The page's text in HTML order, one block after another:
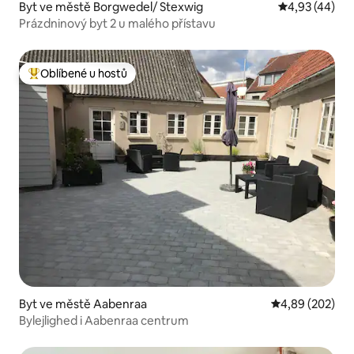
Byt ve městě Borgwedel/ Stexwig Průměrné
4,93 (44)
Prázdninový byt 2 u malého přístavu
Nejlepší v kategorii Oblíbené u hostů
Oblíbené u hostů
Byt ve městě Aabenraa Průměrné
4,89 (202)
Bylejlighed i Aabenraa centrum